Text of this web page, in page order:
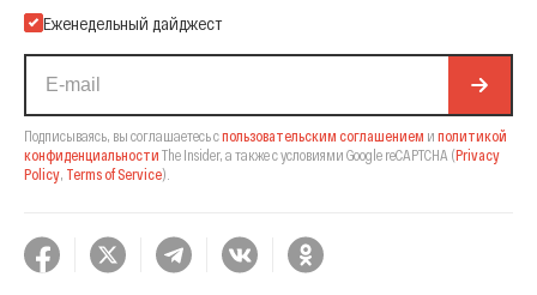
Еженедельный дайджест
Подписываясь, вы соглашаетесь спользовательским соглашением и политикой
конфиденциальности The Insider, а также с условиями Google reCAPTCHA (Privacy
Policy, Terms of Service).